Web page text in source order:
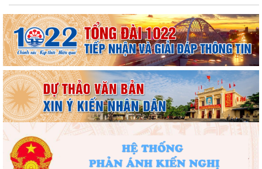
Phường Hồng Bàng tổng kết và trao giải Cuộc thi chính luận về bảo vệ
nền tảng tư tưởng của Đảng năm...
PHƯỜNG HỒNG BÀNG NÂNG CAO CHẤT LƯỢNG SINH HOẠT CHI BỘ TỪ
CƠ SỞ
Trường Tiểu học Đinh Tiên Hoàng (phường Hồng Bàng) tăng kiến thức,
kỹ năng phòng chống đuối nước...